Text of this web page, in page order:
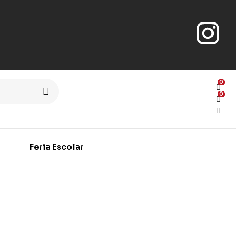
0
0
Feria Escolar